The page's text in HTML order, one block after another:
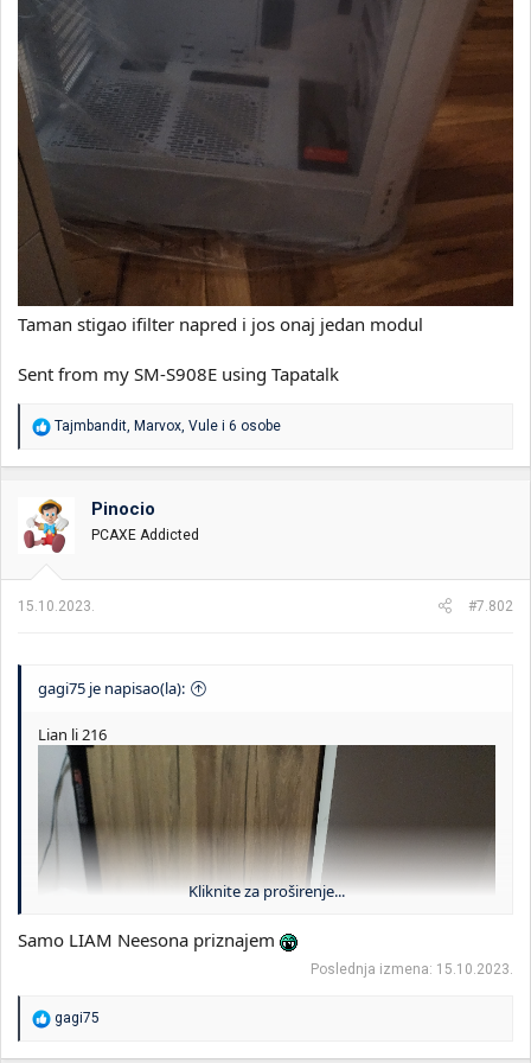
Taman stigao ifilter napred i jos onaj jedan modul
Sent from my SM-S908E using Tapatalk
R
a
o
v
a
n
:
Tajmbandit, Marvox, Vule i 6 osobe
Pinocio
PCAXE Addicted
15.10.2023. #7.802
gagi75 je napisao(la):
Lian li 216
Kliknite za proširenje...
Samo LIAM Neesona priznajem
Poslednja izmena: 15.10.2023.
R
a
gagi75